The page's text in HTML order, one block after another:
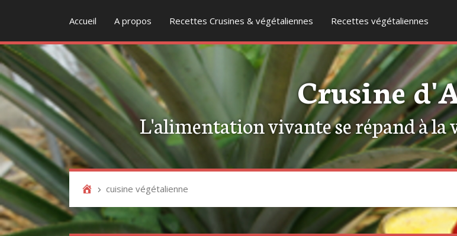
Accueil A propos Recettes Crusines & végétaliennes Recettes végétaliennes
Crusine
L'alimentation vivante se répand à la
cuisine végétalienne